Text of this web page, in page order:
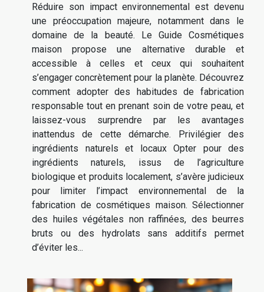
Réduire son impact environnemental est devenu
une préoccupation majeure, notamment dans le
domaine de la beauté. Le Guide Cosmétiques
maison propose une alternative durable et
accessible à celles et ceux qui souhaitent
s’engager concrètement pour la planète. Découvrez
comment adopter des habitudes de fabrication
responsable tout en prenant soin de votre peau, et
laissez-vous surprendre par les avantages
inattendus de cette démarche. Privilégier des
ingrédients naturels et locaux Opter pour des
ingrédients naturels, issus de l’agriculture
biologique et produits localement, s’avère judicieux
pour limiter l’impact environnemental de la
fabrication de cosmétiques maison. Sélectionner
des huiles végétales non raffinées, des beurres
bruts ou des hydrolats sans additifs permet
d’éviter les...